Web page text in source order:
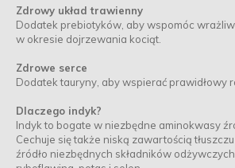
Zdrowy układ trawienny
Dodatek prebiotyków, aby wspomóc
w okresie dojrzewania kociąt.
Zdrowe serce
Dodatek tauryny, aby wspierać prawidłowy
Dlaczego indyk?
Indyk to bogate w niezbędne aminokwasy
Cechuje się także niską zawartością
źródło niezbędnych składników